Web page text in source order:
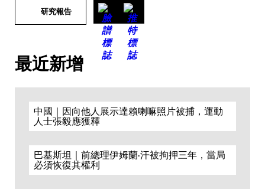
研究報告
最近新增
中國｜因向他人展示達賴喇嘛照片被捕，運動
人士張毅應獲釋
巴基斯坦｜前總理伊姆蘭·汗被拘押三年，當局
必須恢復其權利